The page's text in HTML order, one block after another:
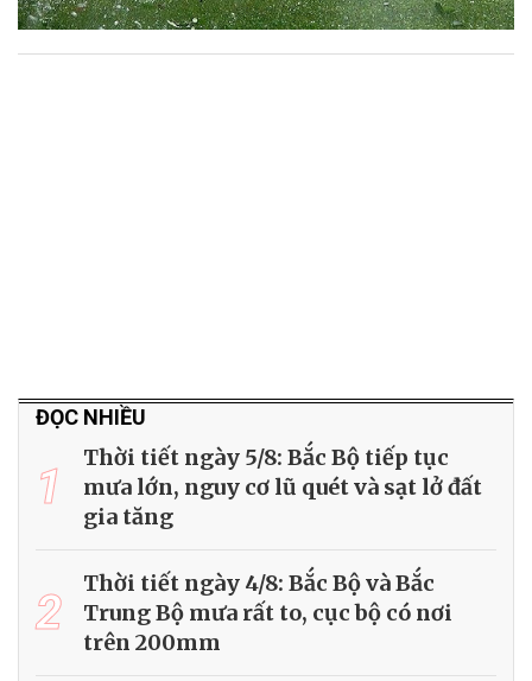
ĐỌC NHIỀU
1
Thời tiết ngày 5/8: Bắc Bộ tiếp tục
mưa lớn, nguy cơ lũ quét và sạt lở đất
gia tăng
2
Thời tiết ngày 4/8: Bắc Bộ và Bắc
Trung Bộ mưa rất to, cục bộ có nơi
trên 200mm